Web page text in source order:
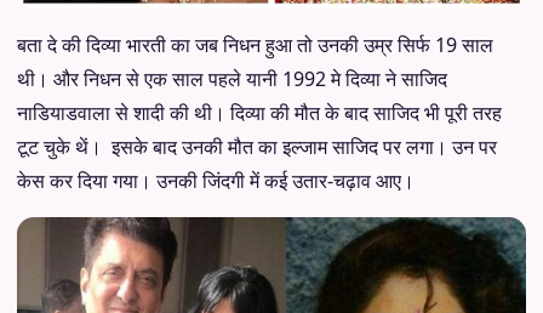
बता दे की दिव्या भारती का जब निधन हुआ तो उनकी उम्र सिर्फ 19 साल
थी। और निधन से एक साल पहले यानी 1992 मे दिव्या ने साजिद
नाडियाडवाला से शादी की थी। दिव्या की मौत के बाद साजिद भी पूरी तरह
टूट चुके थें। इसके बाद उनकी मौत का इल्जाम साजिद पर लगा। उन पर
केस कर दिया गया। उनकी जिंदगी में कई उतार-चढ़ाव आए।